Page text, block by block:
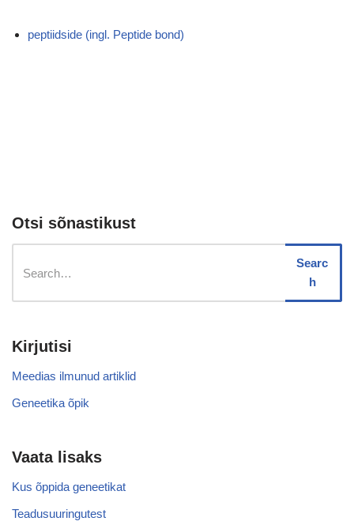
peptiidside (ingl. Peptide bond)
Otsi sõnastikust
Searc
h
Kirjutisi
Meedias ilmunud artiklid
Geneetika õpik
Vaata lisaks
Kus õppida geneetikat
Teadusuuringutest